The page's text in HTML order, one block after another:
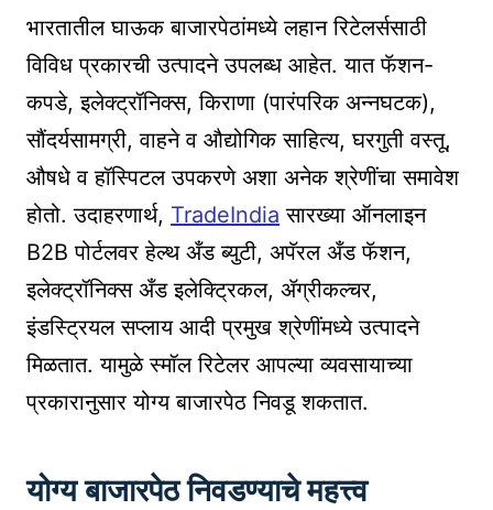
भारतातील घाऊक बाजारपेठांमध्ये लहान रिटेलर्ससाठी
विविध प्रकारची उत्पादने उपलब्ध आहेत. यात फॅशन-
कपडे, इलेक्ट्रॉनिक्स, किराणा (पारंपरिक अन्नघटक),
सौंदर्यसामग्री, वाहने व औद्योगिक साहित्य, घरगुती वस्तू,
औषधे व हॉस्पिटल उपकरणे अशा अनेक श्रेणींचा समावेश
होतो. उदाहरणार्थ, TradeIndia सारख्या ऑनलाइन
B2B पोर्टलवर हेल्थ अँड ब्युटी, अपॅरल अँड फॅशन,
इलेक्ट्रॉनिक्स अँड इलेक्ट्रिकल, ॲग्रीकल्चर,
इंडस्ट्रियल सप्लाय आदी प्रमुख श्रेणींमध्ये उत्पादने
मिळतात. यामुळे स्मॉल रिटेलर आपल्या व्यवसायाच्या
प्रकारानुसार योग्य बाजारपेठ निवडू शकतात.
योग्य बाजारपेठ निवडण्याचे महत्त्व